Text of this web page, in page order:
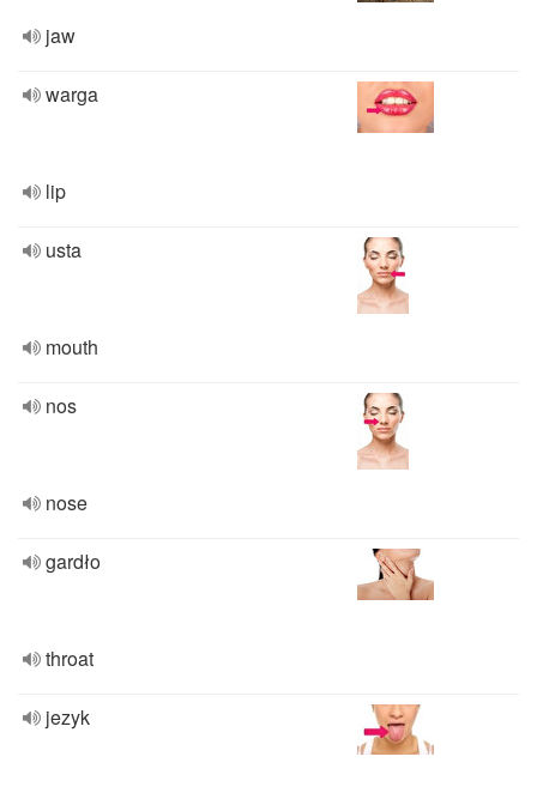
jaw
warga
lip
usta
mouth
nos
nose
gardło
throat
jezyk